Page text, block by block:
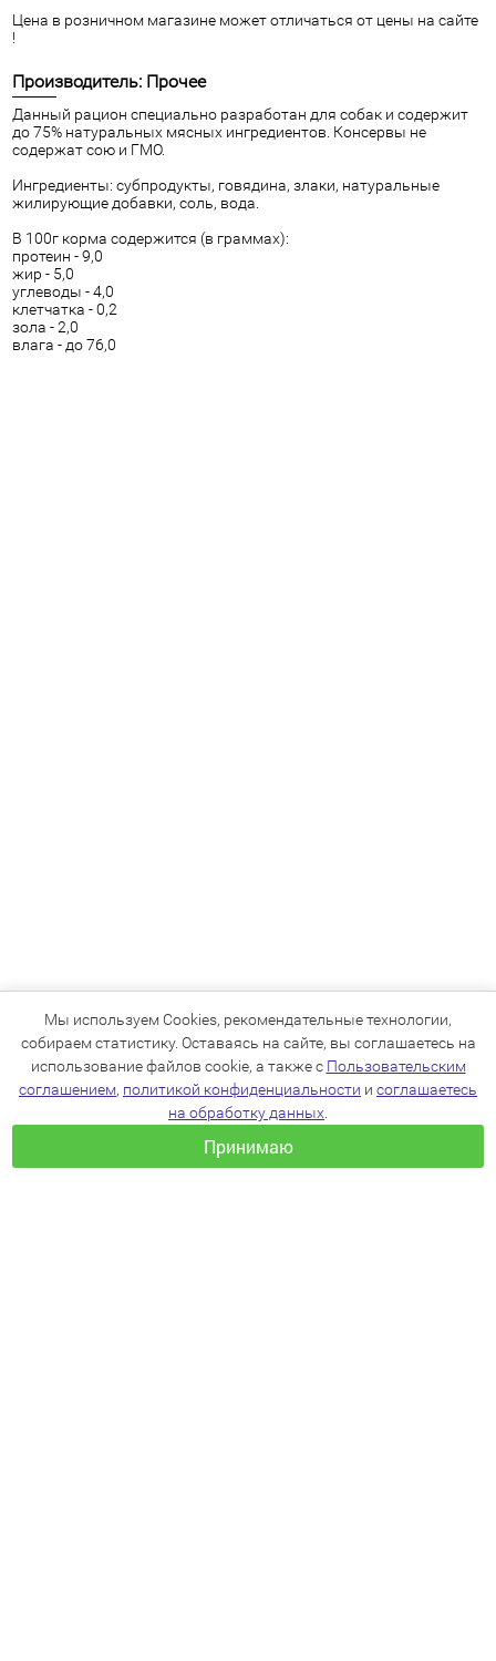
Цена в розничном магазине может отличаться от цены на сайте
!
Производитель: Прочее
Данный рацион специально разработан для собак и содержит
до 75% натуральных мясных ингредиентов. Консервы не
содержат сою и ГМО.
Ингредиенты: субпродукты, говядина, злаки, натуральные
жилирующие добавки, соль, вода.
В 100г корма содержится (в граммах):
протеин - 9,0
жир - 5,0
углеводы - 4,0
клетчатка - 0,2
зола - 2,0
влага - до 76,0
Мы используем Cookies, рекомендательные технологии,
собираем статистику. Оставаясь на сайте, вы соглашаетесь на
использование файлов cookie, а также с Пользовательским
соглашением, политикой конфиденциальности и соглашаетесь
на обработку данных
Принимаю